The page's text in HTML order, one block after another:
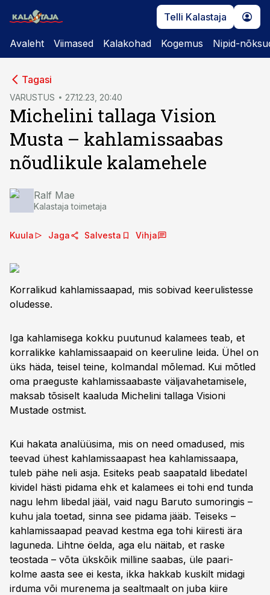
Telli Kalastaja
Avaleht Viimased Kalakohad Kogemus Nipid-
Tagasi
VARUSTUS 27.12.23, 20:40
Michelini tallaga Vision
Musta – kahlamissaabas
nõudlikule kalamehele
Ralf Mae
Kalastaja toimetaja
Kuula Jaga Salvesta Vihja
Korralikud kahlamissaapad, mis sobivad keerulistesse
oludesse.
Iga kahlamisega kokku puutunud kalamees teab, et
korralikke kahlamissaapaid on keeruline leida. Ühel on
üks häda, teisel teine, kolmandal mõlemad. Kui mõtled
oma praeguste kahlamissaabaste väljavahetamisele,
maksab tõsiselt kaaluda Michelini tallaga Visioni
Mustade ostmist.
Kui hakata analüüsima, mis on need omadused, mis
teevad ühest kahlamissaapast hea kahlamissaapa,
tuleb pähe neli asja. Esiteks peab saapatald libedatel
kividel hästi pidama ehk et kalamees ei tohi end tunda
nagu lehm libedal jääl, vaid nagu Baruto sumoringis –
kuhu jala toetad, sinna see pidama jääb. Teiseks –
kahlamissaapad peavad kestma ega tohi kiiresti ära
laguneda. Lihtne öelda, aga elu näitab, et raske
teostada – võta ükskõik milline saabas, üle paari-
kolme aasta see ei kesta, ikka hakkab kuskilt midagi
irduma või murenema ja sealtmaalt on juba kiire